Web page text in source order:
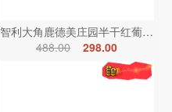
智利大角鹿德美庄园半干红葡萄酒
488.00
298.00